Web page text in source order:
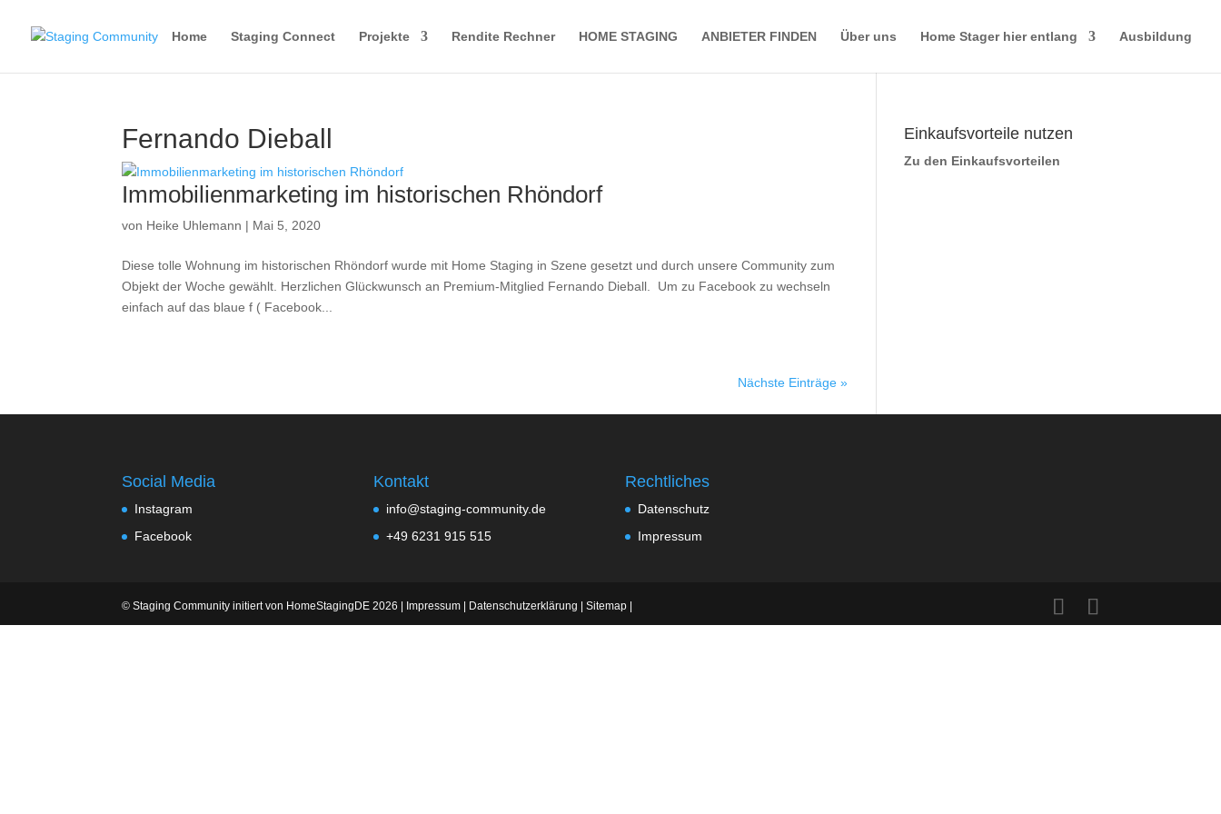
Home Staging Connect Projekte Rendite Rechner HOME STAGING ANBIETER FINDEN Über uns Home Stager hier entlang Ausbildung
Fernando Dieball
Immobilienmarketing im historischen Rhöndorf
von Heike Uhlemann | Mai 5, 2020
Diese tolle Wohnung im historischen Rhöndorf wurde mit Home Staging in Szene gesetzt und durch unsere Community zum
Objekt der Woche gewählt. Herzlichen Glückwunsch an Premium-Mitglied Fernando Dieball. Um zu Facebook zu wechseln
einfach auf das blaue f ( Facebook...
Nächste Einträge »
Einkaufsvorteile nutzen
Zu den Einkaufsvorteilen
Social Media
Instagram
Facebook
Kontakt
info@staging-community.de
+49 6231 915 515
Rechtliches
Datenschutz
Impressum
© Staging Community initiert von HomeStagingDE 2026 | Impressum | Datenschutzerklärung |Sitemap |